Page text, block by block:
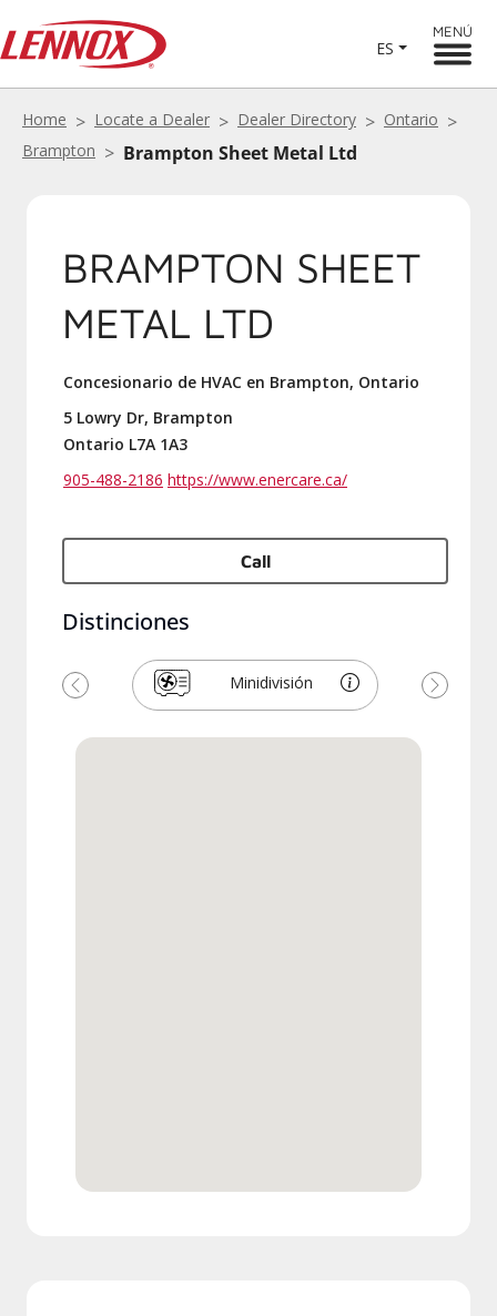
ES
MENÚ
Home Locate a Dealer Dealer Directory
Ontario
Brampton
Brampton Sheet Metal Ltd
BRAMPTON SHEET
METAL LTD
Concesionario de HVAC en Brampton, Ontario
5 Lowry Dr, Brampton
Ontario L7A 1A3
905-488-2186 https://www.enercare.ca/
Call
Distinciones
Minidivisión
Previous Next